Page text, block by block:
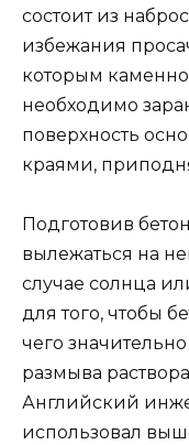
состоит из
избежания
которым
необходимо
поверхность
краями,
Подготовив
вылежаться на
случае солнца
для того, чтобы
чего
размыва
Английский
использовал